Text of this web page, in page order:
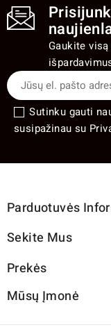
Gaukite
Sutinku gauti
susipažinau su
Parduotuvės
Sekite Mus
Prekės
Mūsų Įmonė